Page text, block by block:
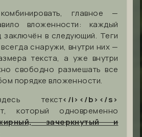
главное —
вложенности: каждый
заключён в следующий. Теги
снаружи, внутри них —
текста, а уже внутри
свободно размешать все
порядке вложенности.
текст</i></b></s>
который одновременно
зачеркнутый и